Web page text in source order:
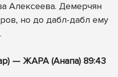
Алексеева. Демерчян
но до дабл-дабл ему
— ЖАРА (Анапа) 89:43